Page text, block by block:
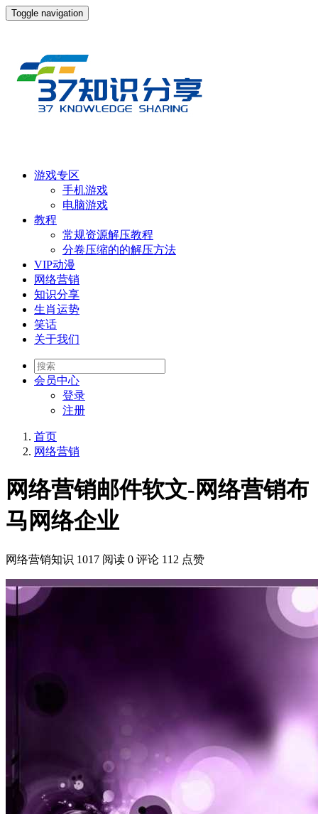
Toggle navigation
游戏专区
手机游戏
电脑游戏
教程
常规资源解压教程
分卷压缩的的解压方法
VIP动漫
网络营销
知识分享
生肖运势
笑话
关于我们
会员中心
登录
注册
首页
网络营销
网络营销邮件软文-网络营销布
马网络企业
网络营销知识 1017 阅读 0 评论 112 点赞